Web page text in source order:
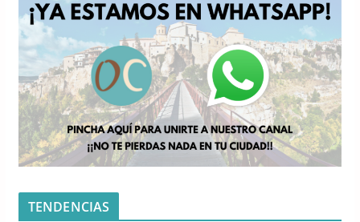
TENDENCIAS